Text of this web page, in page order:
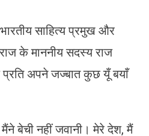
साहित्य प्रमुख और
के माननीय सदस्य राज
प्रति अपने जज्बात कुछ यूँ बयाँ
बेची नहीं जवानी। मेरे देश, मैं